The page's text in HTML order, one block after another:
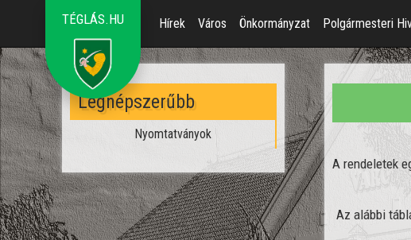
TÉGLÁS.HU Hírek Város Önkormányzat Polgármesteri
Legnépszerűbb
Nyomtatványok
A rendeletek
Az alábbi